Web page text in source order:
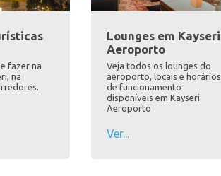
fazer na
na
Lounges em Kayseri
Aeroporto
Veja todos os lounges do
aeroporto, locais e horários
de funcionamento
disponíveis em Kayseri
Aeroporto
Ver...